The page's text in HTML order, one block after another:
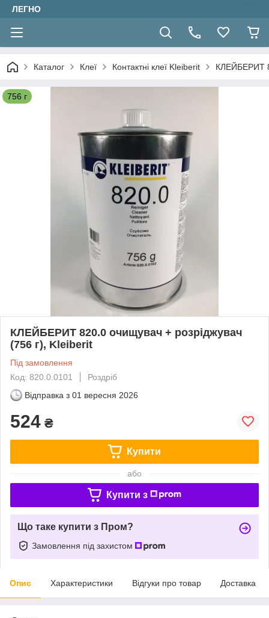
ЛЕГНО
Каталог Клеї Контактні клеї Kleiberit КЛЕЙБЕРИТ
756 г
КЛЕЙБЕРИТ 820.0 очищувач + розріджувач
(756 г), Kleiberit
Під замовлення
Код: 820.0.0101
Роздріб
Відправка з 01 вересня 2026
524 ₴
Купити
або
Купити з
Що таке купити з Пром?
Замовлення під захистом
Опис Характеристики Відгуки про товар Доставка